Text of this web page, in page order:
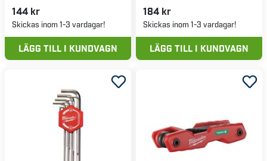
144 kr
Skickas inom 1-3 vardagar!
LÄGG TILL I KUNDVAGN
184 kr
Skickas inom 1-3 vardagar!
LÄGG TILL I KUNDVAGN